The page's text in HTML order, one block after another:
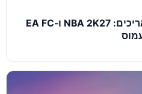
ענקיות הספורט קובעות תאריכים: NBA 2K27 ו-EA FC